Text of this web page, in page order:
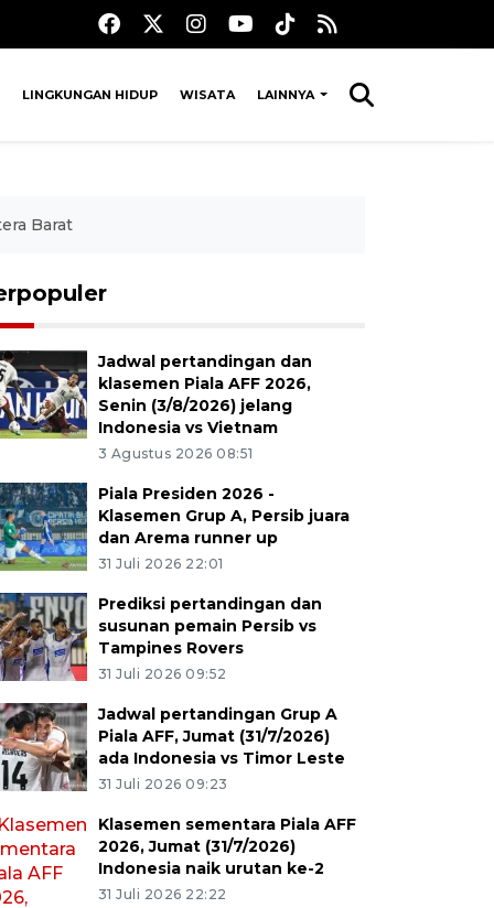
LINGKUNGAN HIDUP WISATA LAINNYA
Barat
Jadwal pertandingan dan
klasemen Piala AFF 2026,
Senin (3/8/2026) jelang
Indonesia vs Vietnam
3 Agustus 2026 08:51
Piala Presiden 2026 -
Klasemen Grup A, Persib juara
dan Arema runner up
31 Juli 2026 22:01
Prediksi pertandingan dan
susunan pemain Persib vs
Tampines Rovers
31 Juli 2026 09:52
Jadwal pertandingan Grup A
Piala AFF, Jumat (31/7/2026)
ada Indonesia vs Timor Leste
31 Juli 2026 09:23
Klasemen sementara Piala AFF
2026, Jumat (31/7/2026)
Indonesia naik urutan ke-2
31 Juli 2026 22:22